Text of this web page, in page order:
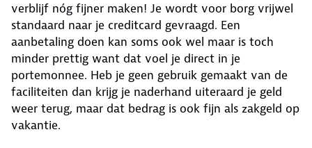
verblijf nóg fijner maken! Je wordt voor borg vrijwel
standaard naar je creditcard gevraagd. Een
aanbetaling doen kan soms ook wel maar is toch
minder prettig want dat voel je direct in je
portemonnee. Heb je geen gebruik gemaakt van de
faciliteiten dan krijg je naderhand uiteraard je geld
weer terug, maar dat bedrag is ook fijn als zakgeld op
vakantie.